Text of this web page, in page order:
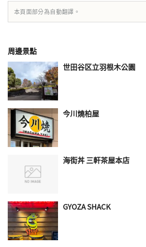
本頁面部分為自動翻譯。
周邊景點
世田谷区立羽根木公園
今川燒柏屋
海街丼 三軒茶屋本店
GYOZA SHACK